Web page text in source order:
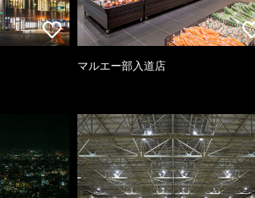
マルエー部入道店